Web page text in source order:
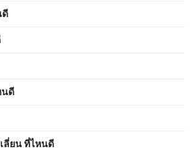
ดี
นดี
ลี่ยน ที่ไหนดี